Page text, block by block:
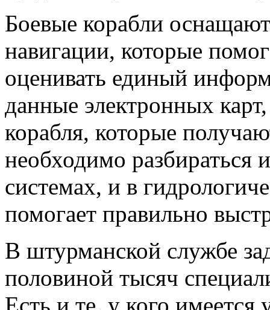
Боевые корабли
навигации, которые
оценивать единый
данные электронных
корабля, которые
необходимо разбираться
системах, и в
помогает правильно
В штурманской службе
половиной тысяч
Есть и те, у кого имеется